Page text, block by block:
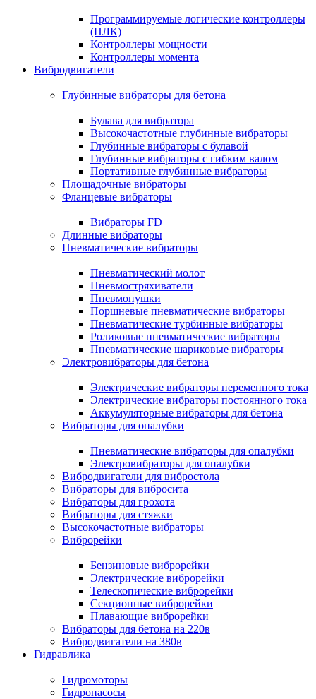
Программируемые логические контроллеры
(ПЛК)
Контроллеры мощности
Контроллеры момента
Вибродвигатели
Глубинные вибраторы для бетона
Булава для вибратора
Высокочастотные глубинные вибраторы
Глубинные вибраторы с булавой
Глубинные вибраторы с гибким валом
Портативные глубинные вибраторы
Площадочные вибраторы
Фланцевые вибраторы
Вибраторы FD
Длинные вибраторы
Пневматические вибраторы
Пневматический молот
Пневмостряхиватели
Пневмопушки
Поршневые пневматические вибраторы
Пневматические турбинные вибраторы
Роликовые пневматические вибраторы
Пневматические шариковые вибраторы
Электровибраторы для бетона
Электрические вибраторы переменного тока
Электрические вибраторы постоянного тока
Аккумуляторные вибраторы для бетона
Вибраторы для опалубки
Пневматические вибраторы для опалубки
Электровибраторы для опалубки
Вибродвигатели для вибростола
Вибраторы для вибросита
Вибраторы для грохота
Вибраторы для стяжки
Высокочастотные вибраторы
Виброрейки
Бензиновые виброрейки
Электрические виброрейки
Телескопические виброрейки
Секционные виброрейки
Плавающие виброрейки
Вибраторы для бетона на 220в
Вибродвигатели на 380в
Гидравлика
Гидромоторы
Гидронасосы